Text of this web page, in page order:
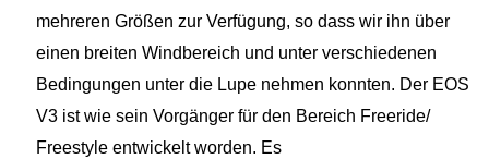
mehreren Größen zur Verfügung, so dass wir ihn über
einen breiten Windbereich und unter verschiedenen
Bedingungen unter die Lupe nehmen konnten. Der EOS
V3 ist wie sein Vorgänger für den Bereich Freeride/
Freestyle entwickelt worden. Es